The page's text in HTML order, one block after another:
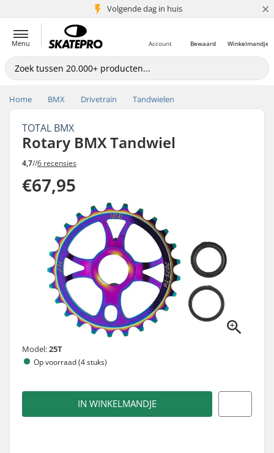
Volgende dag in huis
5+ mln. klanten ×
Menu Winkelmandje
Bewaard
Account
Home BMX Drivetrain Tandwielen
TOTAL BMX
Rotary BMX Tandwiel
4,7//6 recensies
€67,95
Model:25T
Op voorraad (4 stuks)
IN WINKELMANDJE